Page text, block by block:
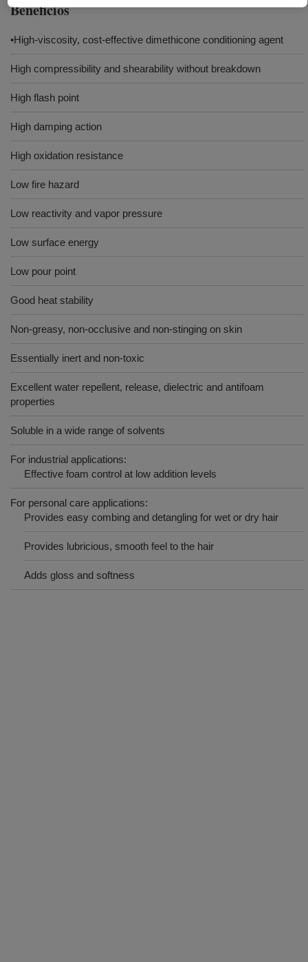
Beneficios
•High-viscosity, cost-effective dimethicone conditioning agent
High compressibility and shearability without breakdown
High flash point
High damping action
High oxidation resistance
Low fire hazard
Low reactivity and vapor pressure
Low surface energy
Low pour point
Good heat stability
Non-greasy, non-occlusive and non-stinging on skin
Essentially inert and non-toxic
Excellent water repellent, release, dielectric and antifoam
properties
Soluble in a wide range of solvents
For industrial applications:
Effective foam control at low addition levels
For personal care applications:
Provides easy combing and detangling for wet or dry hair
Provides lubricious, smooth feel to the hair
Adds gloss and softness